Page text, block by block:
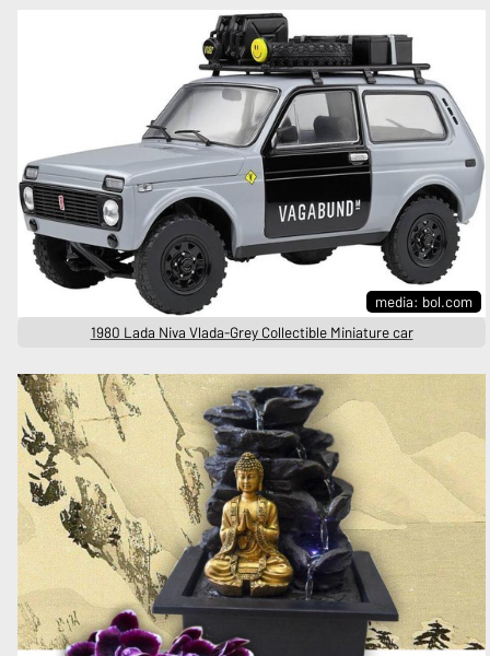
media: bol.com
1980 Lada Niva Vlada-Grey Collectible Miniature car